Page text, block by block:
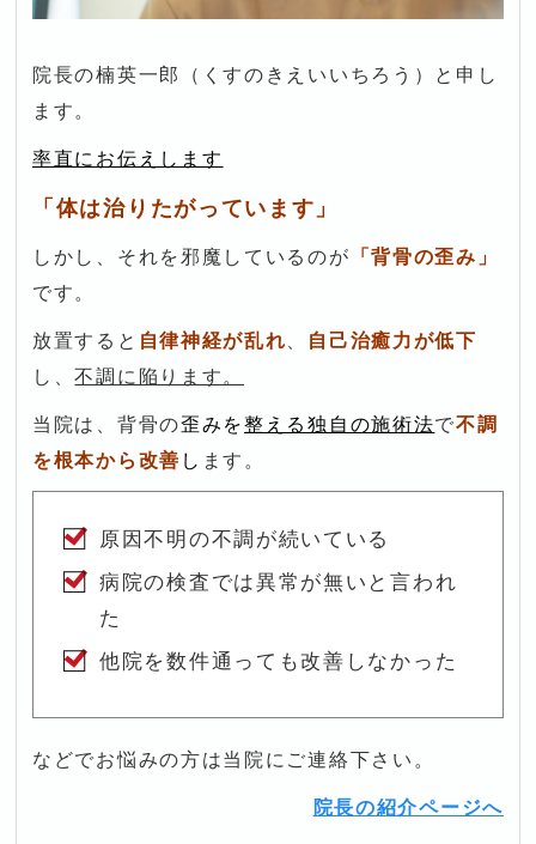
院長の楠英一郎（くすのきえいいちろう）と申し
ます。
率直にお伝えします
「 体は治りたがっています」
しかし、それを邪魔しているのが 「背骨の歪み」
です。
放置すると 自律神経が乱れ、 自己治癒力が低下
し、不調に陥ります。
当院は、背骨の歪みを整える独自の施術法で不調
を根本から改善 し ます。
原因不明の不調が続いている
病院の検査では異常が無いと言われ
た
他院を数件通っても改善しなかった
などでお悩みの方は当院にご連絡下さい。
院長の紹介ページへ